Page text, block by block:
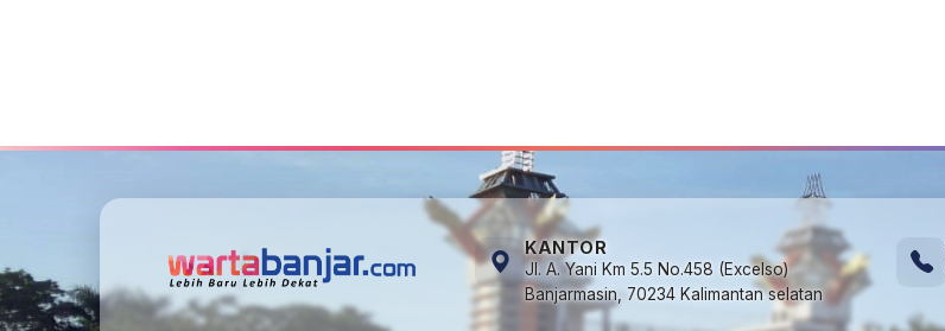
KANTOR
Jl. A. Yani Km 5.5 No.458 (Excelso)
Banjarmasin, 70234 Kalimantan selatan